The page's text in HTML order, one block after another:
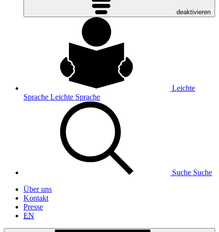
deaktivieren
Leichte
Sprache Leichte Sprache
Suche Suche
Über uns
Kontakt
Presse
EN